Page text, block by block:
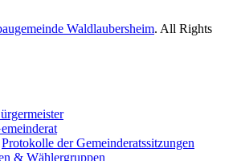
Waldlaubersheim. All Rights
Protokolle der Gemeinderatssitzungen
& Wählergruppen